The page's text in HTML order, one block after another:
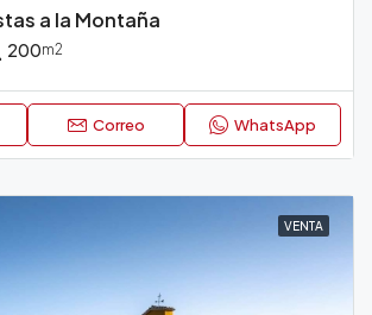
a la Montaña
200m2
Correo WhatsApp
VENTA